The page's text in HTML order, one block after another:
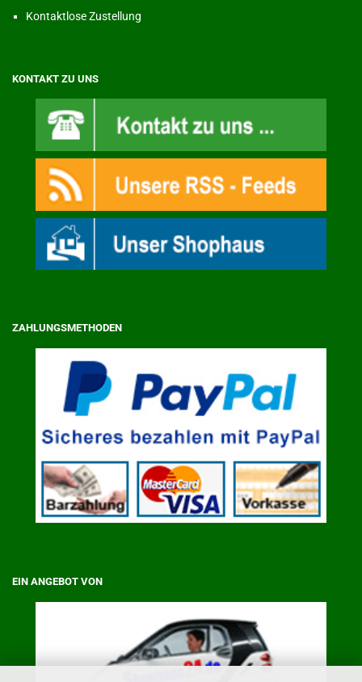
Kontaktlose Zustellung
KONTAKT ZU UNS
ZAHLUNGSMETHODEN
EIN ANGEBOT VON